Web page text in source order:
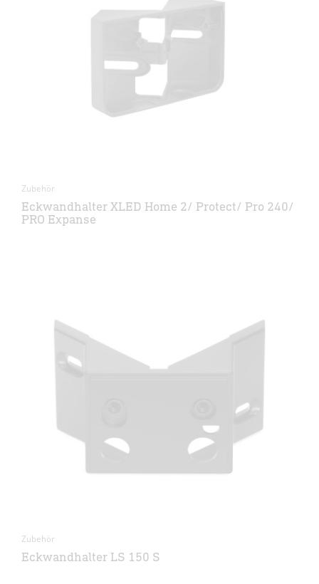
Zubehör
Eckwandhalter XLED Home 2/ Protect/ Pro 240/
PRO Expanse
Zubehör
Eckwandhalter LS 150 S